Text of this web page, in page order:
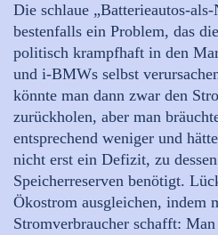
Die schlaue „Batterieautos-
bestenfalls ein Problem, das
politisch krampfhaft in den
und i-BMWs selbst
könnte man dann zwar den
zurückholen, aber man
entsprechend weniger und
nicht erst ein Defizit, zu
Speicherreserven benötigt.
Ökostrom ausgleichen, indem
Stromverbraucher schafft: